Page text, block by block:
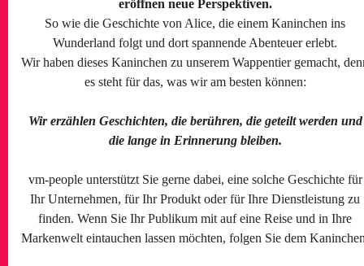
eröffnen neue Perspektiven.
So wie die Geschichte von Alice, die einem Kaninchen ins
Wunderland folgt und dort spannende Abenteuer erlebt.
Wir haben dieses Kaninchen zu unserem Wappentier gemacht,
es steht für das, was wir am besten können:
Wir erzählen Geschichten, die berühren, die geteilt werden und
die lange in Erinnerung bleiben.
vm-people unterstützt Sie gerne dabei, eine solche Geschichte für
Ihr Unternehmen, für Ihr Produkt oder für Ihre Dienstleistung zu
finden. Wenn Sie Ihr Publikum mit auf eine Reise und in Ihre
Markenwelt eintauchen lassen möchten, folgen Sie dem